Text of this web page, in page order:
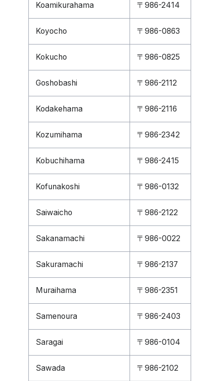
Koamikurahama 〒986-2414
Koyocho 〒986-0863
Kokucho 〒986-0825
Goshobashi 〒986-2112
Kodakehama 〒986-2116
Kozumihama 〒986-2342
Kobuchihama 〒986-2415
Kofunakoshi 〒986-0132
Saiwaicho 〒986-2122
Sakanamachi 〒986-0022
Sakuramachi 〒986-2137
Muraihama 〒986-2351
Samenoura 〒986-2403
Saragai 〒986-0104
Sawada 〒986-2102